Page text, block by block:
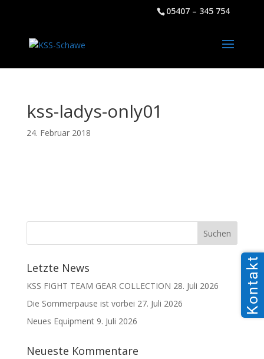
05407 – 345 754
kss-ladys-only01
24. Februar 2018
Letzte News
KSS FIGHT TEAM GEAR COLLECTION 28. Juli 2026
Die Sommerpause ist vorbei 27. Juli 2026
Neues Equipment 9. Juli 2026
Neueste Kommentare
Kontakt